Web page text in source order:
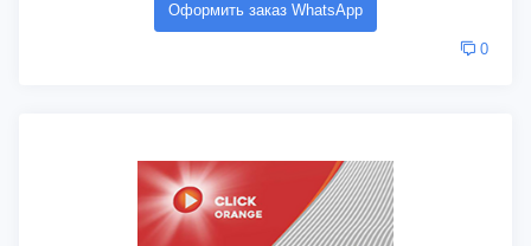
Оформить заказ WhatsApp
0